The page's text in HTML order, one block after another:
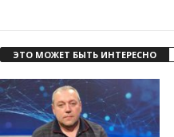
ЭТО МОЖЕТ БЫТЬ ИНТЕРЕСНО